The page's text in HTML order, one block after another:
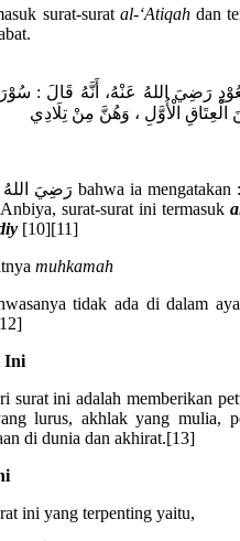
surat-surat al-‘Atiqahdan
رَضِيَ اللهُ عَنْهُ، أَنَّهُ قَالَ :
الْعِتَاقِ الْأُوَّلِ ، وَهُنَّ مِنْ تِلَادِي
surat-surat ini termasuk
[10][11]
muhkamah
tidak ada di dalam
Ini
surat ini adalah memberikan
lurus, akhlak yang mulia,
di dunia dan akhirat.[13]
ini yang terpenting yaitu,